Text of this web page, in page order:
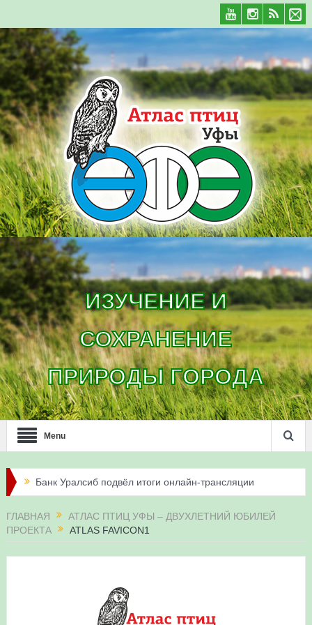
ИЗУЧЕНИЕ И
СОХРАНЕНИЕ
ПРИРОДЫ ГОРОДА
Menu
Банк Уралсиб подвёл итоги онлайн-трансляции
Итоги акции «Соловьиные вечера-2026» в
Три птенца сапсанов Уралсиба получили имена и
ГЛАВНАЯ
АТЛАС ПТИЦ УФЫ – ДВУХЛЕТНИЙ ЮБИЛЕЙ
ПРОЕКТА
ATLAS FAVICON1